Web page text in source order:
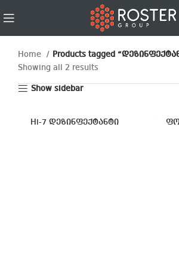
Home
Products tagged
Showing all 2 results
Show sidebar
Hi-7 დეზინფექტანტი